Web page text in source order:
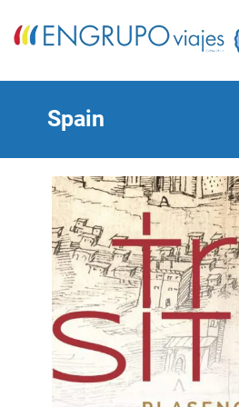
Spain